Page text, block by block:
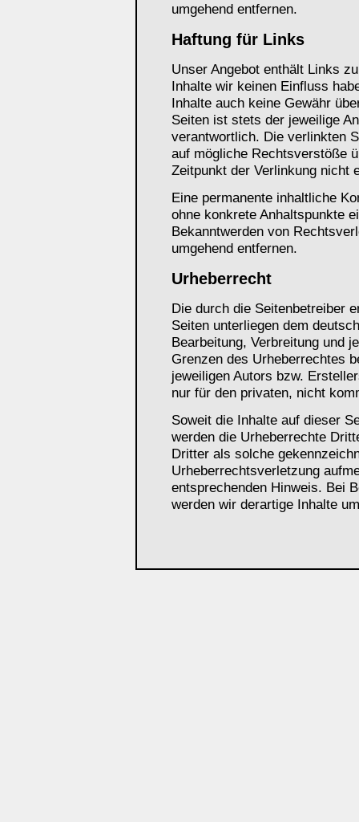
umgehend entfernen.
Haftung für Links
Unser Angebot enthält Links
Inhalte wir keinen Einfluss
Inhalte auch keine Gewähr
Seiten ist stets der jeweilige
verantwortlich. Die verlinkten
auf mögliche Rechtsverstöße
Zeitpunkt der Verlinkung nicht
Eine permanente inhaltliche
ohne konkrete Anhaltspunkte
Bekanntwerden von
umgehend entfernen.
Urheberrecht
Die durch die Seitenbetreiber
Seiten unterliegen dem
Bearbeitung, Verbreitung und
Grenzen des Urheberrechtes
jeweiligen Autors bzw.
nur für den privaten, nicht
Soweit die Inhalte auf dieser
werden die Urheberrechte
Dritter als solche
Urheberrechtsverletzung
entsprechenden Hinweis. Bei
werden wir derartige Inhalte